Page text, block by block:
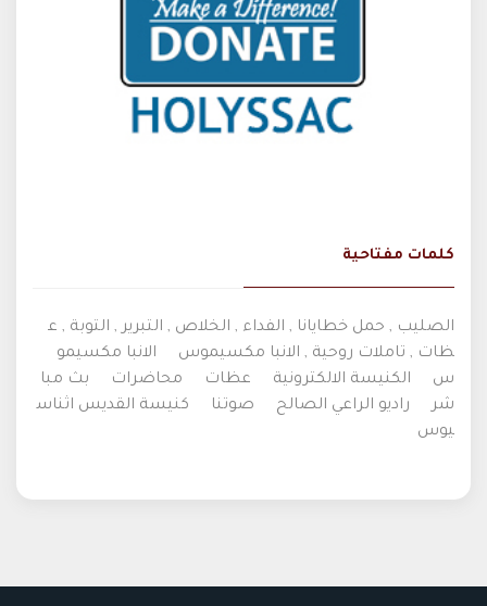
كلمات مفتاحية
الصليب , حمل خطايانا , الفداء , الخلاص , التبرير , التوبة , ع
ظات , تاملات روحية , الانبا مكسيموس
الانبا مكسيمو
س
الكنيسة الالكترونية عظات محاضرات
بث مبا
شر
راديو الراعي الصالح صوتنا
كنيسة القديس اثناس
يوس